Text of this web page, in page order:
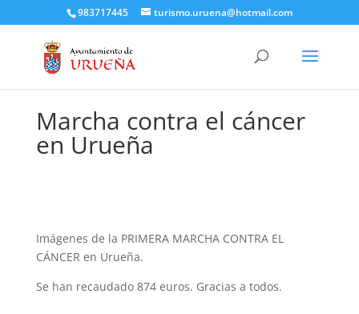
983717445 turismo.uruena@hotmail.com
Marcha contra el cáncer
en Urueña
Imágenes de la PRIMERA MARCHA CONTRA EL
CÁNCER en Urueña.
Se han recaudado 874 euros. Gracias a todos.